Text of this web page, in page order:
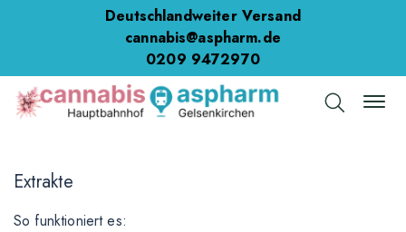
Deutschlandweiter Versand
cannabis@aspharm.de
0209 9472970
Extrakte
So funktioniert es: